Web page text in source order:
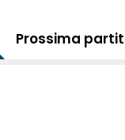
Prossima